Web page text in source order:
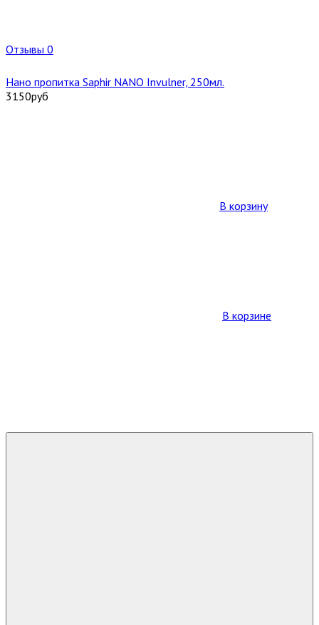
Отзывы 0
Нано пропитка Saphir NANO Invulner, 250мл.
3150руб
В корзину
В корзине